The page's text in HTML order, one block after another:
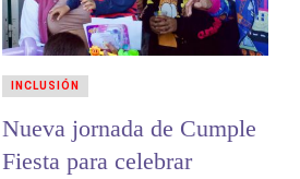
Nueva jornada de Cumple
Fiesta para celebrar
INCLUSIÓN